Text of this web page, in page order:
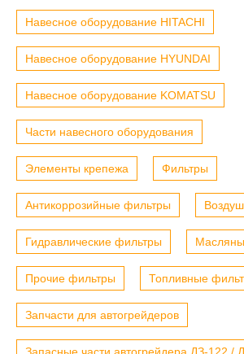
Навесное оборудование HITACHI
Навесное оборудование HYUNDAI
Навесное оборудование KOMATSU
Части навесного оборудования
Элементы крепежа Фильтры
Антикоррозийные фильтры
Гидравлические фильтры
Прочие фильтры Топливные
Запчасти для автогрейдеров
Запасные части автогрейдера ДЗ-122 /